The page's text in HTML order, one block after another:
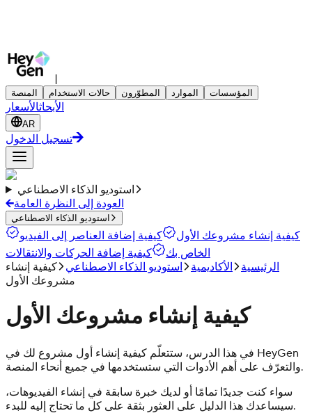
|
المنصة حالات الاستخدام المطوّرون الموارد المؤسسات
الأبحاثالأسعار
AR
تسجيل الدخول
استوديو الذكاء الاصطناعي
العودة إلى النظرة العامة
استوديو الذكاء الاصطناعي
كيفية إنشاء مشروعك الأول
كيفية إضافة العناصر إلى الفيديو
الخاص بك
كيفية إضافة الحركات والانتقالات
الرئيسية
الأكاديمية استوديو الذكاء الاصطناعي
كيفية إنشاء
مشروعك الأول
كيفية إنشاء مشروعك الأول
في هذا الدرس، ستتعلّم كيفية إنشاء أول مشروع لك في HeyGen
والتعرّف على أهم الأدوات التي ستستخدمها في جميع أنحاء المنصة.
سواء كنت جديدًا تمامًا أو لديك خبرة سابقة في إنشاء الفيديوهات،
سيساعدك هذا الدليل على العثور بثقة على كل ما تحتاج إليه للبدء.